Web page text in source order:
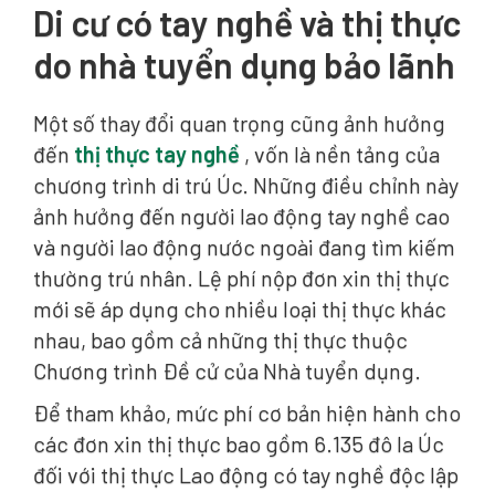
Di cư có tay nghề và thị thực
do nhà tuyển dụng bảo lãnh
Một số thay đổi quan trọng cũng ảnh hưởng
đến thị thực tay nghề , vốn là nền tảng của
chương trình di trú Úc. Những điều chỉnh này
ảnh hưởng đến người lao động tay nghề cao
và người lao động nước ngoài đang tìm kiếm
thường trú nhân. Lệ phí nộp đơn xin thị thực
mới sẽ áp dụng cho nhiều loại thị thực khác
nhau, bao gồm cả những thị thực thuộc
Chương trình Đề cử của Nhà tuyển dụng.
Để tham khảo, mức phí cơ bản hiện hành cho
các đơn xin thị thực bao gồm 6.135 đô la Úc
đối với thị thực Lao động có tay nghề độc lập